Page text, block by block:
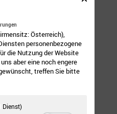
Österreich),
personenbezogene
die Nutzung der Website
aber eine noch engere
treffen Sie bitte
Dienst)